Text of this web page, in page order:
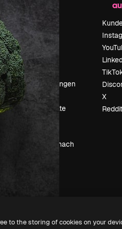
Über uns
Reviews
Karriere
Suchtrends
Blog
Veranstaltungen
Slidesgo
Deine Inhalte
Suchst du nach
X
Reddit
to the storing of cookies on your